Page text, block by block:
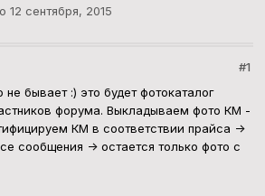
12 сентября, 2015
#1
бывает :) это будет фотокаталог
форума. Выкладываем фото КМ -
КМ в соответствии прайса ->
сообщения -> остается только фото с